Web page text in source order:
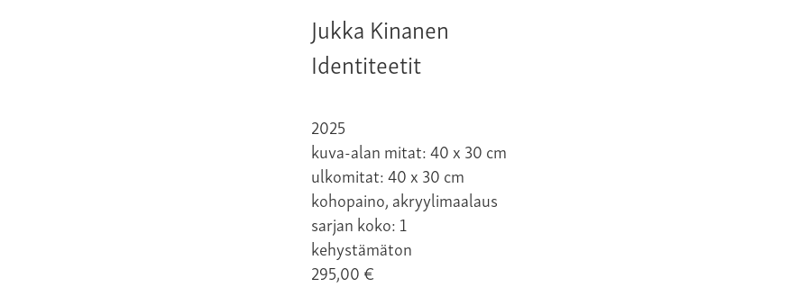
Jukka Kinanen
Identiteetit
2025
kuva-alan mitat: 40 x 30 cm
ulkomitat: 40 x 30 cm
kohopaino, akryylimaalaus
sarjan koko: 1
kehystämäton
295,00€